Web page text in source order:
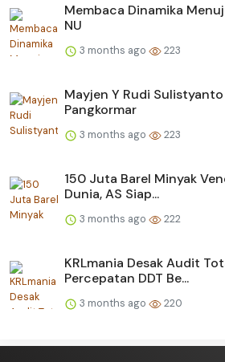
Membaca Dinamika
NU
3 months ago 223
Mayjen Y Rudi
Pangkormar
3 months ago 223
150 Juta Barel Minyak
Dunia, AS Siap...
3 months ago 222
KRLmania Desak Audit
Percepatan DDT Be...
3 months ago 220